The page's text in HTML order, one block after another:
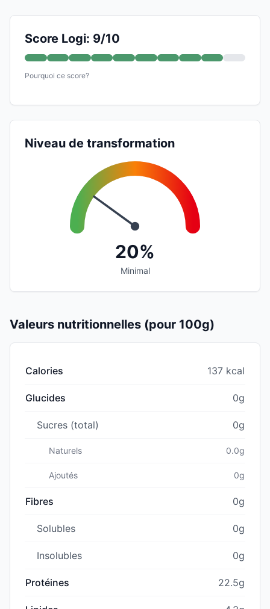
Score Logi: 9/10
Pourquoi ce score?
Niveau de transformation
20%
Minimal
Valeurs nutritionnelles (pour 100g)
Calories 137 kcal
Glucides 0g
Sucres (total) 0g
Naturels 0.0g
Ajoutés 0g
Fibres 0g
Solubles 0g
Insolubles 0g
Protéines 22.5g